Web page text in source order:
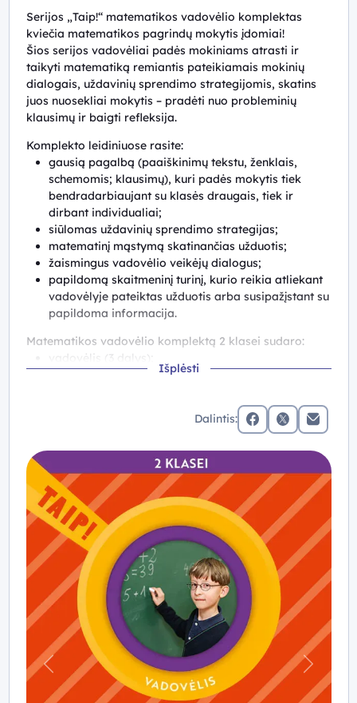
Serijos „Taip!“ matematikos vadovėlio komplektas
kviečia matematikos pagrindų mokytis įdomiai!
Šios serijos vadovėliai padės mokiniams atrasti ir
taikyti matematiką remiantis pateikiamais mokinių
dialogais, uždavinių sprendimo strategijomis, skatins
juos nuosekliai mokytis – pradėti nuo probleminių
klausimų ir baigti refleksija.
Išplėsti
Komplekto leidiniuose rasite:
gausią pagalbą (paaiškinimų tekstu, ženklais,
schemomis; klausimų), kuri padės mokytis tiek
bendradarbiaujant su klasės draugais, tiek ir
dirbant individualiai;
siūlomas uždavinių sprendimo strategijas;
matematinį mąstymą skatinančias užduotis;
žaismingus vadovėlio veikėjų dialogus;
papildomą skaitmeninį turinį, kurio reikia atliekant
vadovėlyje pateiktas užduotis arba susipažįstant su
papildoma informacija.
Matematikos vadovėlio komplektą 2 klasei sudaro:
vadovėlis (3 dalys);
skaitmeninis turinys https://klase.eduka.lt/.
Dalintis:
facebookx (twitter)
Praeitas Kitas